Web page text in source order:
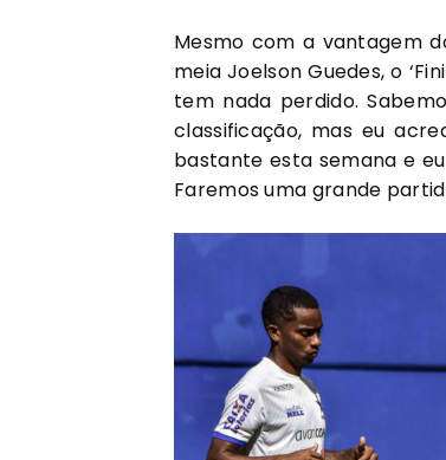
Mesmo com a vantagem
meia Joelson Guedes, o
tem nada perdido.
classificação, mas eu
bastante esta semana e
Faremos uma grande